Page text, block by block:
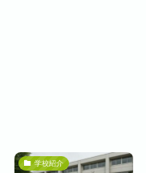
学校紹介